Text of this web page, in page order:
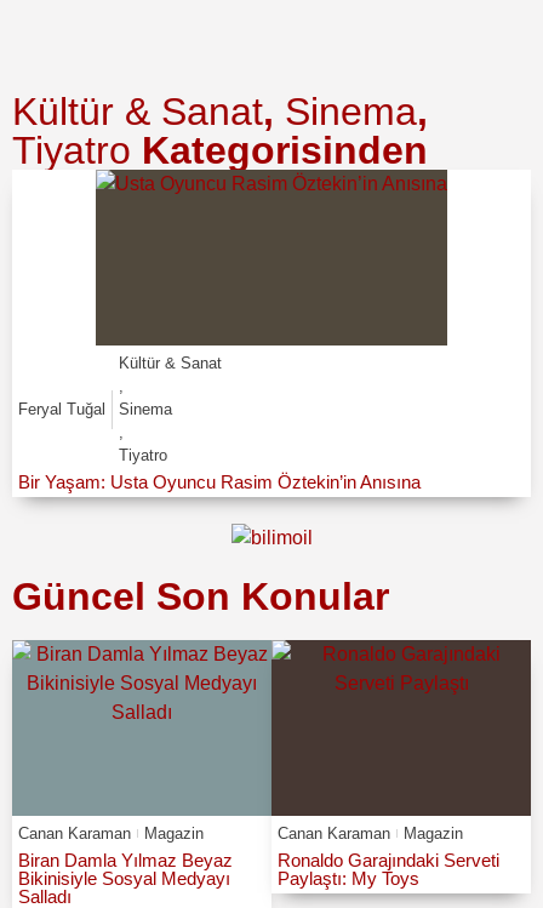
Kültür & Sanat, Sinema,
Tiyatro Kategorisinden
Feryal Tuğal
Kültür & Sanat
,
Sinema
,
Tiyatro
Bir Yaşam: Usta Oyuncu Rasim Öztekin’in Anısına
Güncel Son Konular
Canan Karaman Magazin
Biran Damla Yılmaz Beyaz
Bikinisiyle Sosyal Medyayı
Salladı
Canan Karaman Magazin
Ronaldo Garajındaki Serveti
Paylaştı: My Toys